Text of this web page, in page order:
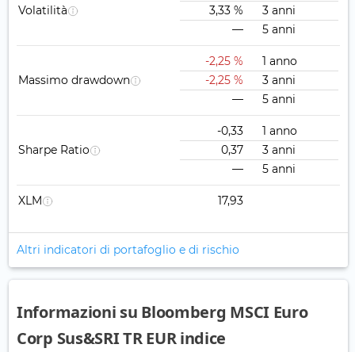
Volatilità
3,33 %
3 anni
—
5 anni
Massimo drawdown
-2,25 %
1 anno
-2,25 %
3 anni
—
5 anni
Sharpe Ratio
-0,33
1 anno
0,37
3 anni
—
5 anni
XLM 17,93
Altri indicatori di portafoglio e di rischio
Informazioni su Bloomberg MSCI Euro
Corp Sus&SRI TR EUR indice